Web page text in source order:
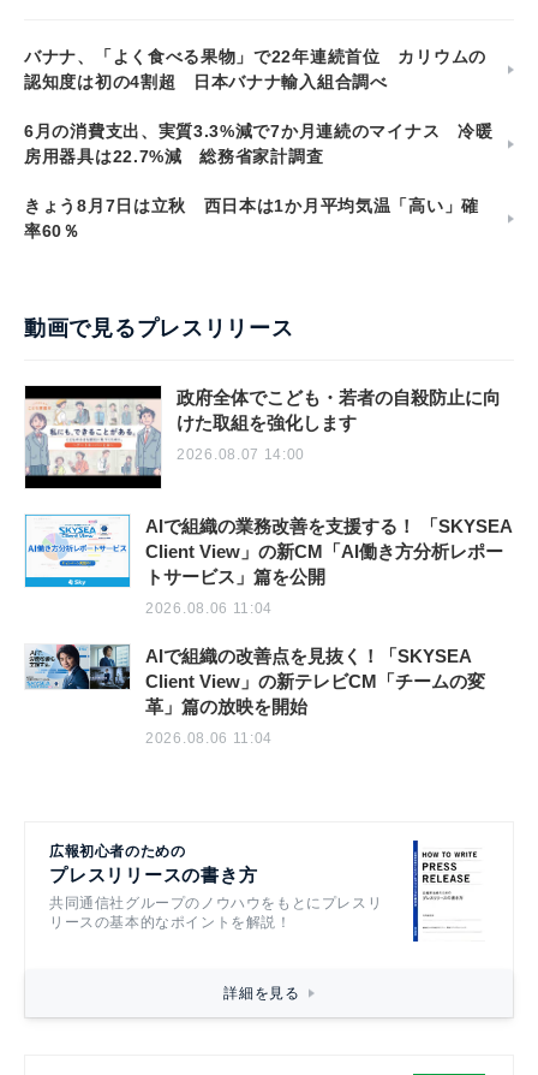
バナナ、「よく食べる果物」で22年連続首位 カリウムの
認知度は初の4割超 日本バナナ輸入組合調べ
6月の消費支出、実質3.3%減で7か月連続のマイナス 冷暖
房用器具は22.7%減 総務省家計調査
きょう8月7日は立秋 西日本は1か月平均気温「高い」確
率60％
動画で見るプレスリリース
政府全体でこども・若者の自殺防止に向
けた取組を強化します
2026.08.07 14:00
AIで組織の業務改善を支援する！ 「SKYSEA
Client View」の新CM「AI働き方分析レポー
トサービス」篇を公開
2026.08.06 11:04
AIで組織の改善点を見抜く！「SKYSEA
Client View」の新テレビCM「チームの変
革」篇の放映を開始
2026.08.06 11:04
広報初心者のための
プレスリリースの書き方
共同通信社グループのノウハウをもとにプレスリ
リースの基本的なポイントを解説！
詳細を見る